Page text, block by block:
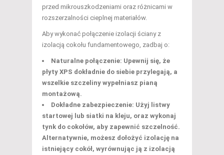
przed mikrouszkodzeniami oraz różnicami w
rozszerzalności cieplnej materiałów.
Aby wykonać połączenie izolacji ściany z
izolacją cokołu fundamentowego, zadbaj o:
Naturalne połączenie: Upewnij się, że
płyty XPS dokładnie do siebie przylegają, a
wszelkie szczeliny wypełniasz pianą
montażową.
Dokładne zabezpieczenie: Użyj listwy
startowej lub siatki na kleju, oraz wykonaj
tynk do cokołów, aby zapewnić szczelność.
Alternatywnie, możesz dołożyć izolację na
istniejący cokół, wyrównując ją z izolacją